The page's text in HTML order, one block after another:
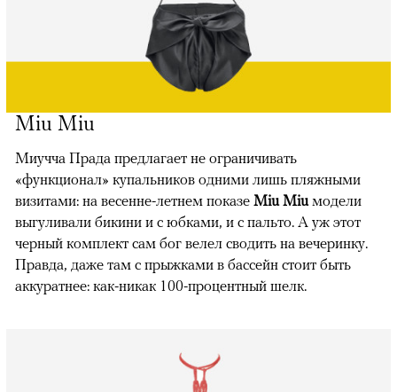
Miu Miu
Миучча Прада предлагает не ограничивать
«функционал» купальников одними лишь пляжными
визитами: на весенне-летнем показе Miu Miuмодели
выгуливали бикини и с юбками, и с пальто. А уж этот
черный комплект сам бог велел сводить на вечеринку.
Правда, даже там с прыжками в бассейн стоит быть
аккуратнее: как-никак 100-процентный шелк.